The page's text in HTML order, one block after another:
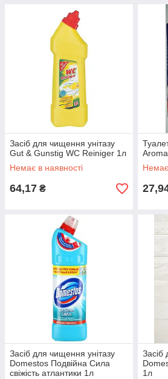
Засіб для чищення унітазу
Gut & Gunstig WC Reiniger 1л
Немає в наявності
64,17 ₴
Немає
Засіб для чищення унітазу
Domestos Подвійна Сила
свіжість атлантики 1л
Засіб
1л